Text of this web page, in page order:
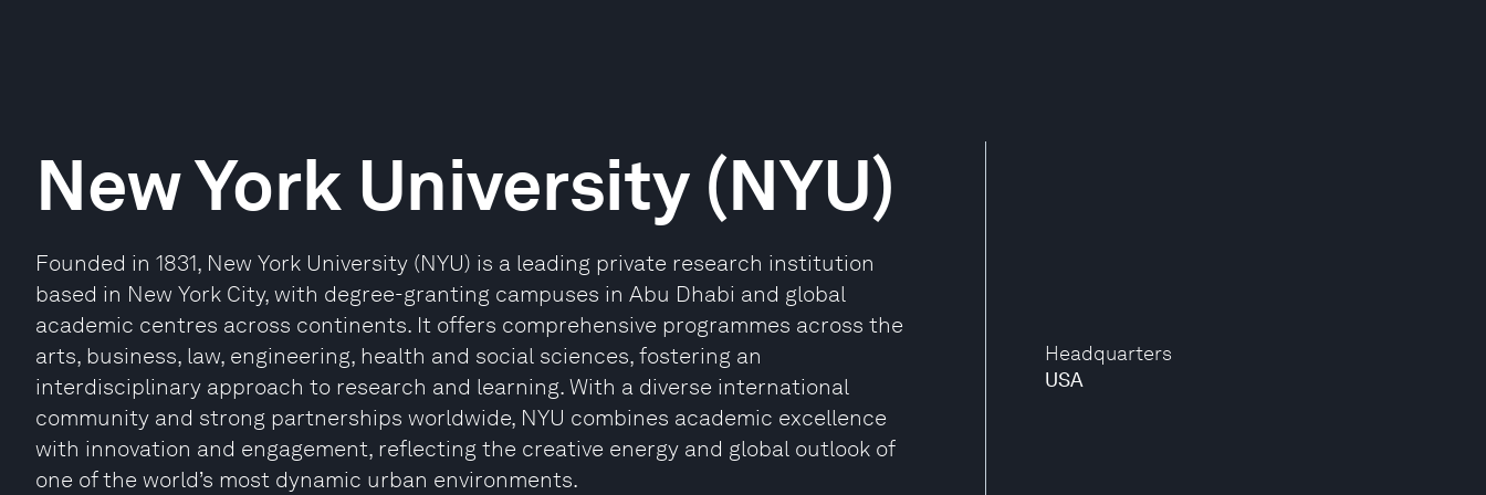
Headquarters
USA
New York University (NYU)
Founded in 1831, New York University (NYU) is a leading private research institution
based in New York City, with degree-granting campuses in Abu Dhabi and global
academic centres across continents. It offers comprehensive programmes across the
arts, business, law, engineering, health and social sciences, fostering an
interdisciplinary approach to research and learning. With a diverse international
community and strong partnerships worldwide, NYU combines academic excellence
with innovation and engagement, reflecting the creative energy and global outlook of
one of the world’s most dynamic urban environments.